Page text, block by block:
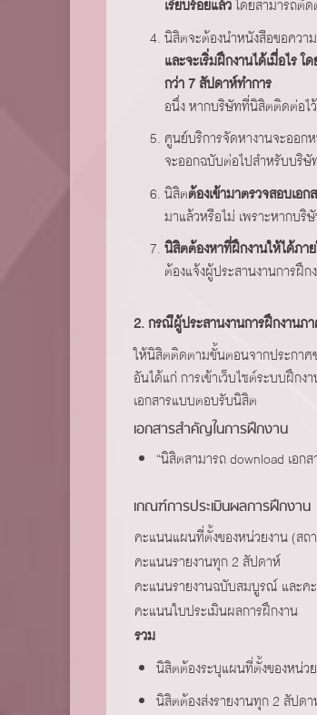
เรียบร้อยแล้วโดยสามารถติ
นิสิตจะต้องนำหนังสือขอควา
และจะเริ่มฝึกงานได้เมื่อไร
กว่า 7 สัปดาห์ทำการ
อนึ่ง หากบริษัทที่นิสิตติดต่อไ
ศูนย์บริการจัดหางานจะออก
จะออกฉบับต่อไปสำหรับบริษั
นิสิตต้องเข้ามาตรวจสอบเอ
มาแล้วหรือไม่ เพราะหากบ
นิสิตต้องหาที่ฝึกงานให้ได้ภา
ต้องแจ้งผู้ประสานงานการฝึ
2. กรณีผู้ประสานงานการฝึกงานภ
ให้นิสิตติดตามขั้นตอนจากประกาศ
อันได้แก่ การเข้าเว็บไซต์ระบบฝึก
เอกสารแบบตอบรับนิสิต
เอกสารสำคัญในการฝึกงาน
“นิสิตสามารถ download เอ
เกณฑ์การประเมินผลการฝึกงาน
คะแนนแผนที่ตั้งของหน่วยงาน (สถ
คะแนนรายงานทุก 2 สัปดาห์
คะแนนรายงานฉบับสมบูรณ์ และค
คะแนนใบประเมินผลการฝึกงาน
รวม
นิสิตต้องระบุแผนที่ตั้งของหน่ว
นิสิตต้องส่งรายงานทุก 2 สัปด